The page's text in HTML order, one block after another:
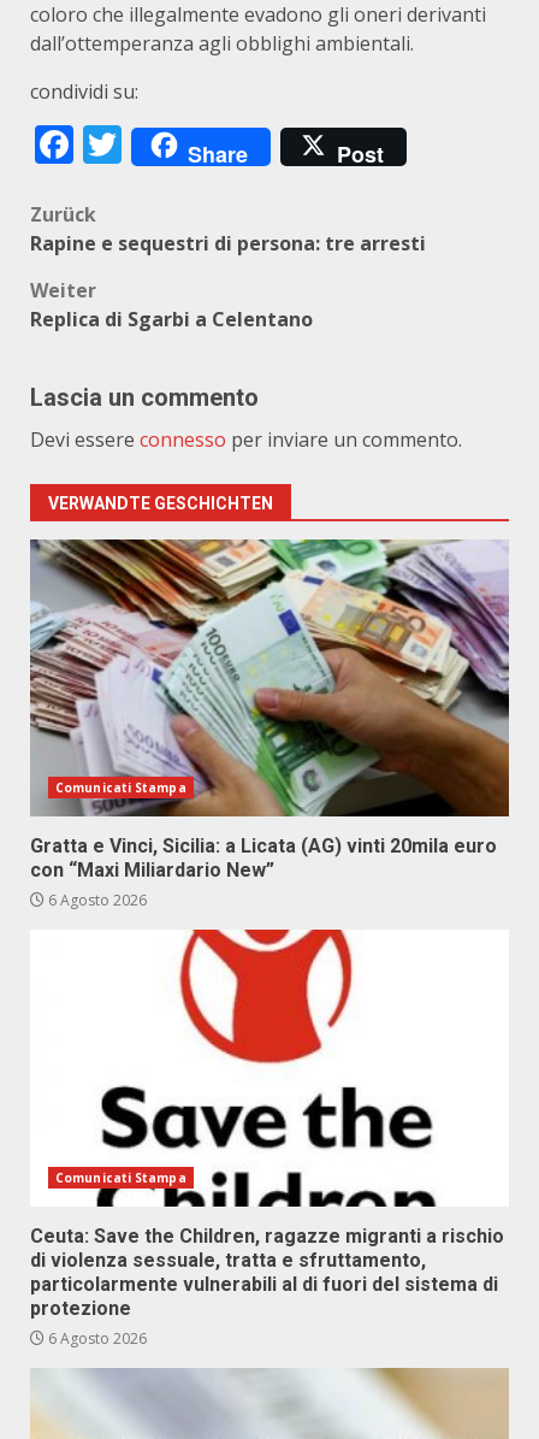
coloro che illegalmente evadono gli oneri derivanti
dall’ottemperanza agli obblighi ambientali.
condividi su:
Facebook
Twitter
Share Post
Beitragsnavigation
Zurück
Rapine e sequestri di persona: tre arresti
Weiter
Replica di Sgarbi a Celentano
Lascia un commento
Devi essere connesso per inviare un commento.
VERWANDTE GESCHICHTEN
Comunicati Stampa
Gratta e Vinci, Sicilia: a Licata (AG) vinti 20mila euro
con “Maxi Miliardario New”
6 Agosto 2026
Comunicati Stampa
Ceuta: Save the Children, ragazze migranti a rischio
di violenza sessuale, tratta e sfruttamento,
particolarmente vulnerabili al di fuori del sistema di
protezione
6 Agosto 2026